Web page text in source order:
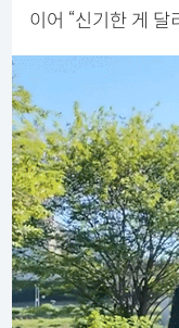
이어 “신기한 게